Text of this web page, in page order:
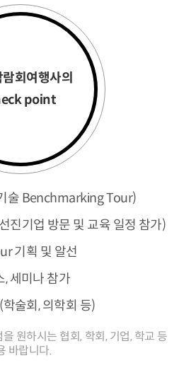
회여행사의
point
술 Benchmarking Tour)
진기업 방문 및 교육 일정 참가)
기획 및 알선
, 세미나 참가
술회, 의학회 등)
원하시는 협회, 학회, 기업, 학교 등
바랍니다.